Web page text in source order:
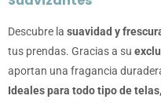
Descubre la suavidad y
tus prendas. Gracias a su
aportan una fragancia
Ideales para todo tipo de telas,